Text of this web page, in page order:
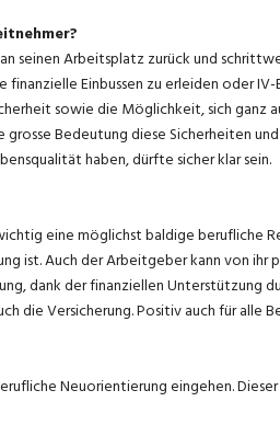
seinen Arbeitsplatz zurück und
Einbussen zu erleiden oder
sowie die Möglichkeit, sich ganz
Bedeutung diese Sicherheiten
haben, dürfte sicher klar sein.
eine möglichst baldige berufliche
ist. Auch der Arbeitgeber kann von ihr
dank der finanziellen Unterstützung
die Versicherung. Positiv auch für alle
Neuorientierung eingehen.